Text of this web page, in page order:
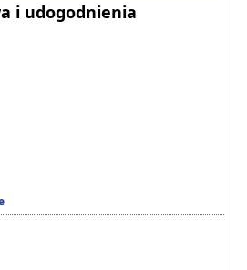
i udogodnienia